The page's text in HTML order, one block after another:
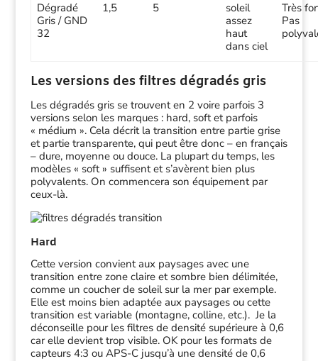
Dégradé
Gris / GND
32
1,5 5
soleil
assez
haut
dans ciel
Très
Pas
Les versions des filtres dégradés gris
Les dégradés gris se trouvent en 2 voire parfois 3
versions selon les marques : hard, soft et parfois
« médium ». Cela décrit la transition entre partie grise
et partie transparente, qui peut être donc – en français
– dure, moyenne ou douce. La plupart du temps, les
modèles « soft » suffisent et s’avèrent bien plus
polyvalents. On commencera son équipement par
ceux-là.
Hard
Cette version convient aux paysages avec une
transition entre zone claire et sombre bien délimitée,
comme un coucher de soleil sur la mer par exemple.
Elle est moins bien adaptée aux paysages ou cette
transition est variable (montagne, colline, etc.). Je la
déconseille pour les filtres de densité supérieure à 0,6
car elle devient trop visible. OK pour les formats de
capteurs 4:3 ou APS-C jusqu’à une densité de 0,6